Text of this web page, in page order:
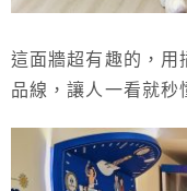
這面牆超有趣的，用
品線，讓人一看就秒